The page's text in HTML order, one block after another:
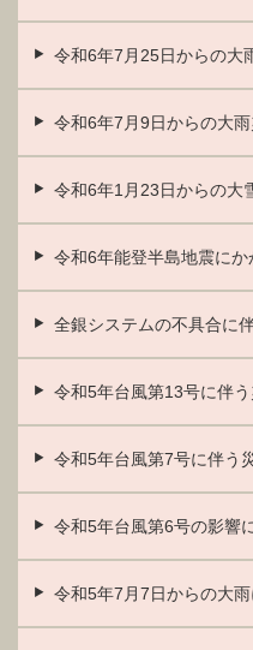
令和6年7月25日からの大
令和6年7月9日からの大
令和6年1月23日からの大
令和6年能登半島地震にか
全銀システムの不具合に
令和5年台風第13号に伴
令和5年台風第7号に伴う
令和5年台風第6号の影響
令和5年7月7日からの大